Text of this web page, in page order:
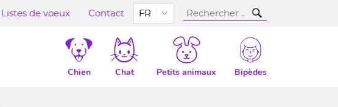
Listes de voeux Contact FR
Chien Chat Petits animaux Bipèdes